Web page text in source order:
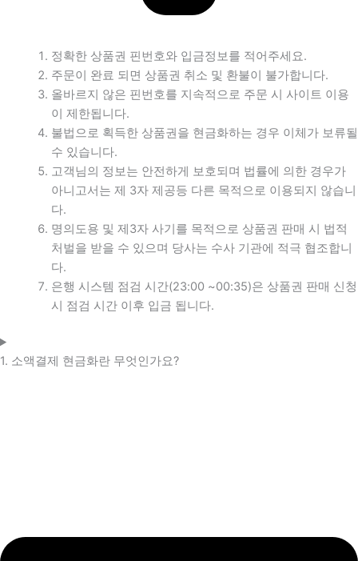
정확한 상품권 핀번호와 입금정보를 적어주세요.
주문이 완료 되면 상품권 취소 및 환불이 불가합니다.
올바르지 않은 핀번호를 지속적으로 주문 시 사이트 이용
이 제한됩니다.
불법으로 획득한 상품권을 현금화하는 경우 이체가 보류될
수 있습니다.
고객님의 정보는 안전하게 보호되며 법률에 의한 경우가
아니고서는 제 3자 제공등 다른 목적으로 이용되지 않습니
다.
명의도용 및 제3자 사기를 목적으로 상품권 판매 시 법적
처벌을 받을 수 있으며 당사는 수사 기관에 적극 협조합니
다.
은행 시스템 점검 시간(23:00 ~00:35)은 상품권 판매 신청
시 점검 시간 이후 입금 됩니다.
1. 소액결제 현금화란 무엇인가요?